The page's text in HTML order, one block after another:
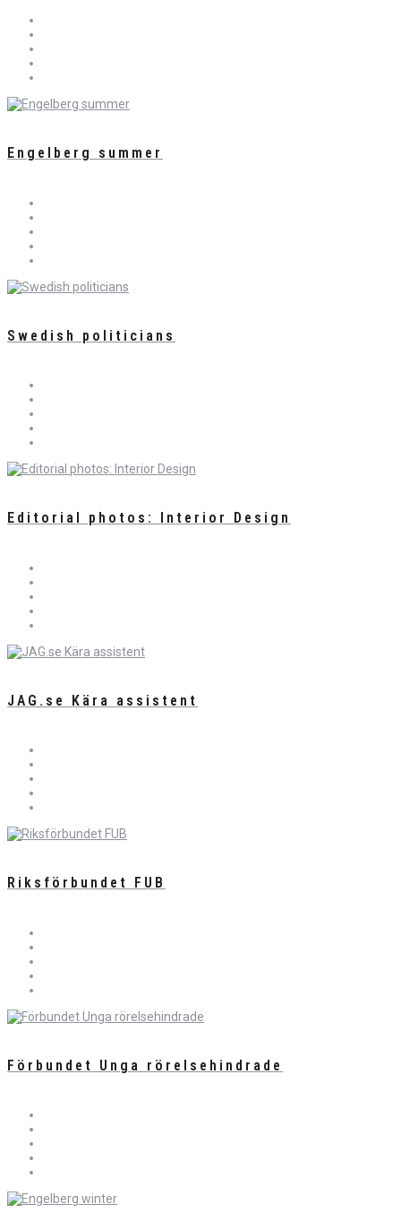
Engelberg summer
Swedish politicians
Editorial photos: Interior Design
JAG.se Kära assistent
Riksförbundet FUB
Förbundet Unga rörelsehindrade